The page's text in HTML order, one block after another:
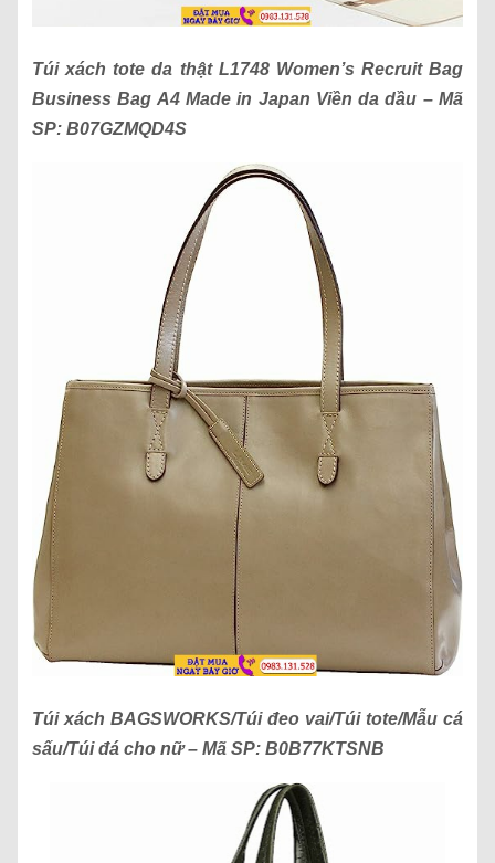
Túi xách tote da thật L1748 Women’s Recruit Bag
Business Bag A4 Made in Japan Viền da dầu – Mã
SP: B07GZMQD4S
Túi xách BAGSWORKS/Túi đeo vai/Túi tote/Mẫu cá
sấu/Túi đá cho nữ– Mã SP: B0B77KTSNB